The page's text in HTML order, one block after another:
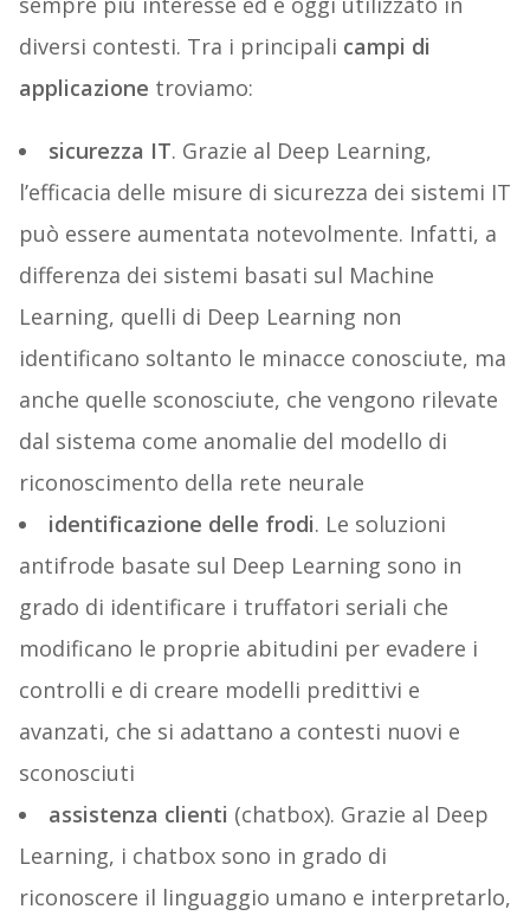
diversi contesti. Tra i principali campi di
applicazione troviamo:
sicurezza IT. Grazie al Deep Learning,
l’efficacia delle misure di sicurezza dei sistemi IT
può essere aumentata notevolmente. Infatti, a
differenza dei sistemi basati sul Machine
Learning, quelli di Deep Learning non
identificano soltanto le minacce conosciute, ma
anche quelle sconosciute, che vengono rilevate
dal sistema come anomalie del modello di
riconoscimento della rete neurale
identificazione delle frodi. Le soluzioni
antifrode basate sul Deep Learning sono in
grado di identificare i truffatori seriali che
modificano le proprie abitudini per evadere i
controlli e di creare modelli predittivi e
avanzati, che si adattano a contesti nuovi e
sconosciuti
assistenza clienti (chatbox). Grazie al Deep
Learning, i chatbox sono in grado di
riconoscere il linguaggio umano e interpretarlo,